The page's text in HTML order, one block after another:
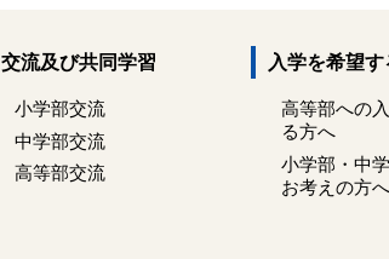
交流及び共同学習
小学部交流
中学部交流
高等部交流
入学を希望
高等部への
る方へ
小学部・中
お考えの方へ